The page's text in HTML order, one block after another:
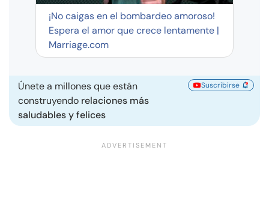
¡No caigas en el bombardeo amoroso!
Espera el amor que crece lentamente |
Marriage.com
Únete a millones que están
construyendo relaciones más
saludables y felices
Suscribirse